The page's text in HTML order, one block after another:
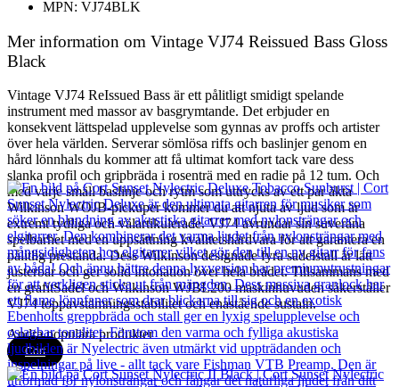
MPN: VJ74BLK
Mer information om Vintage VJ74 Reissued Bass Gloss
Black
Vintage VJ74 ReIssued Bass är ett pålitligt smidigt spelande
instrument med massor av basgrymtande. Det erbjuder en
konsekvent lättspelad upplevelse som gynnas av proffs och artister
över hela världen. Serverar sömlösa riffs och baslinjer genom en
hård lönnhals du kommer att få ultimat komfort tack vare dess
slanka profil och gripbräda i rosenträ med en radie på 12 tum. Och
med varje smäll baslinje och rytm som uttrycks av ett par äkta
Wilkinson WOJB-pickuper kommer du att njuta av ljud som är
extremt tydliga och välartikulerade. VJ74 avrundar sin suveräna
spelbarhet med en uppsättning kvalitetshårdvara för att garantera en
pålitlig prestanda. Dess Wilkinson designade fyra sadelstall är lätt
justerbar och ger solid intonation över hela brädet. Tillsammans med
en grafitSadel och Wilkinson WJBL200 maskinhuvuden säkerställer
VJ74 toppavstämningsstabilitet och enastående sustain.
Andra populära produkter
Cort